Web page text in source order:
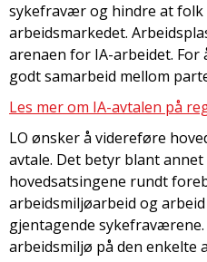
sykefravær og hindre at folk
arbeidsmarkedet.
arenaen for IA-arbeidet. For
godt samarbeid mellom
Les mer om IA-avtalen på
LO ønsker å videreføre
avtale. Det betyr blant
hovedsatsingene rundt
arbeidsmiljøarbeid og
gjentagende
arbeidsmiljø på den enkelte